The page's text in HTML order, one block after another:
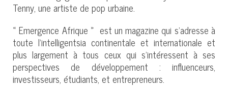
Tenny, une artiste de pop urbaine.
« Emergence Afrique » est un magazine qui s’adresse à
toute l’intelligentsia continentale et internationale et
plus largement à tous ceux qui s’intéressent à ses
perspectives de développement : influenceurs,
investisseurs, étudiants, et entrepreneurs.